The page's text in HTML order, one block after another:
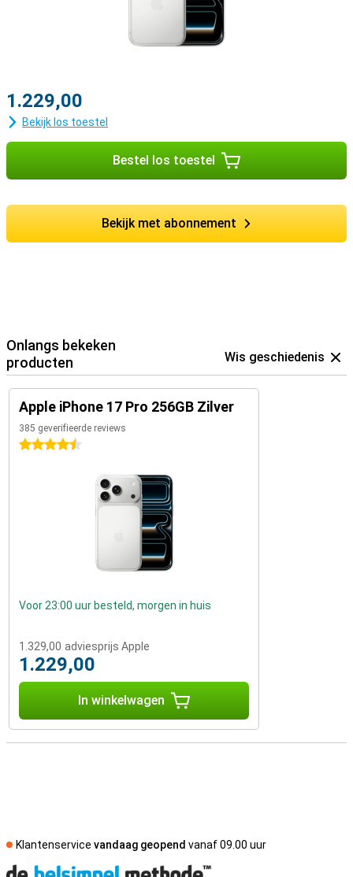
1.229,00
Bekijk los toestel
Bestel los toestel
Bekijk met abonnement
Onlangs bekeken
producten
Wis geschiedenis
Apple iPhone 17 Pro 256GB Zilver
385 geverifieerde reviews
4.5 sterren
Voor 23:00 uur besteld, morgen in huis
1.329,00 adviesprijs Apple
1.229,00
In winkelwagen
Klantenservice vandaag geopend vanaf 09.00 uur